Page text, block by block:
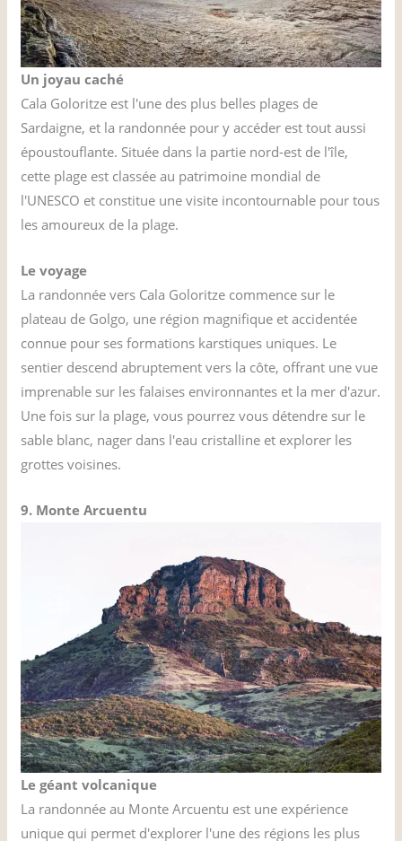
Un joyau caché
Cala Goloritze est l'une des plus belles plages de
Sardaigne, et la randonnée pour y accéder est tout aussi
époustouflante. Située dans la partie nord-est de l'île,
cette plage est classée au patrimoine mondial de
l'UNESCO et constitue une visite incontournable pour tous
les amoureux de la plage.
Le voyage
La randonnée vers Cala Goloritze commence sur le
plateau de Golgo, une région magnifique et accidentée
connue pour ses formations karstiques uniques. Le
sentier descend abruptement vers la côte, offrant une vue
imprenable sur les falaises environnantes et la mer d'azur.
Une fois sur la plage, vous pourrez vous détendre sur le
sable blanc, nager dans l'eau cristalline et explorer les
grottes voisines.
9. Monte Arcuentu
Le géant volcanique
La randonnée au Monte Arcuentu est une expérience
unique qui permet d'explorer l'une des régions les plus